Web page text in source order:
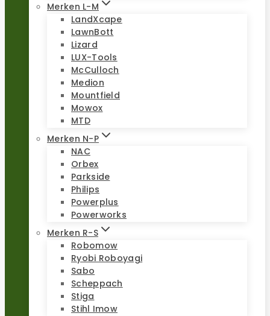
Merken L-M
LandXcape
LawnBott
Lizard
LUX-Tools
McCulloch
Medion
Mountfield
Mowox
MTD
Merken N-P
NAC
Orbex
Parkside
Philips
Powerplus
Powerworks
Merken R-S
Robomow
Ryobi Roboyagi
Sabo
Scheppach
Stiga
Stihl Imow